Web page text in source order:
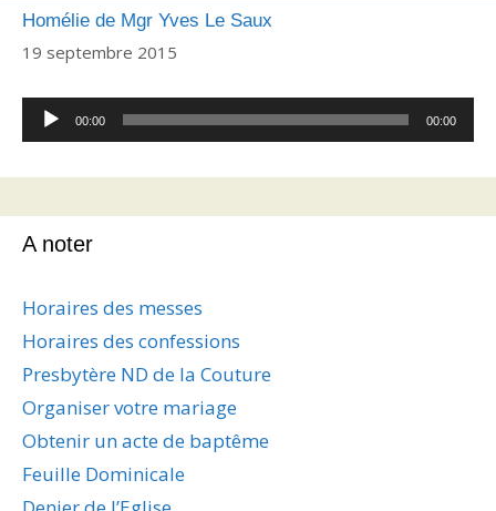
Homélie de Mgr Yves Le Saux
19 septembre 2015
Lecteur
audio
00:00 00:00
A noter
Horaires des messes
Horaires des confessions
Presbytère ND de la Couture
Organiser votre mariage
Obtenir un acte de baptême
Feuille Dominicale